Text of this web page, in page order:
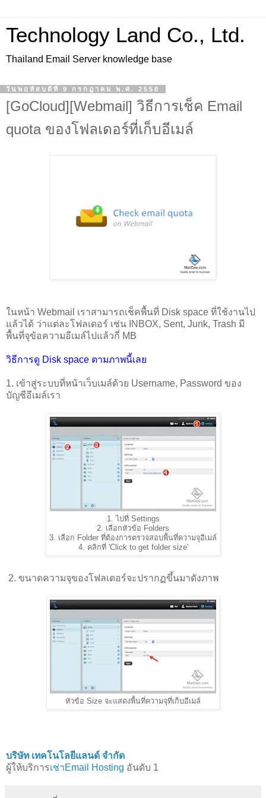
Technology Land Co., Ltd.
Thailand Email Server knowledge base
วันพฤหัสบดีที่ 9 กรกฎาคม พ.ศ. 2558
[GoCloud][Webmail] วิธีการเช็ค Email
quota ของโฟลเดอร์ที่เก็บอีเมล์
ในหน้า Webmail เราสามารถเช็คพื้นที่ Disk space ที่ใช้งานไป
แล้วได้ ว่าแต่ละโฟลเดอร์ เช่น INBOX, Sent, Junk, Trash มี
พื้นที่จุข้อความอีเมล์ไปแล้วกี่ MB
วิธีการดู Disk space ตามภาพนี้เลย
1. เข้าสู่ระบบที่หน้าเว็บเมล์ด้วย Username, Password ของ
บัญชีอีเมล์เรา
1. ไปที่ Settings
2. เลือกหัวข้อ Folders
3. เลือก Folder ที่ต้องการตรวจสอบพื้นที่ความจุอีเมล์
4. คลิกที่ 'Click to get folder size'
2. ขนาดความจุของโฟลเดอร์จะปรากฏขึ้นมาดังภาพ
หัวข้อ Size จะแสดงพื้นที่ความจุที่เก็บอีเมล์
บริษัท เทคโนโลยีแลนด์ จำกัด
ผู้ให้บริการเช่าEmail Hosting อันดับ 1